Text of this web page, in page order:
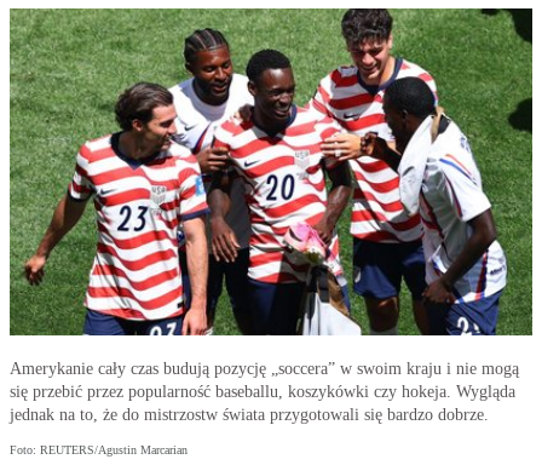
Amerykanie cały czas budują pozycję „soccera” w swoim kraju i nie mogą
się przebić przez popularność baseballu, koszykówki czy hokeja. Wygląda
jednak na to, że do mistrzostw świata przygotowali się bardzo dobrze.
Foto: REUTERS/Agustin Marcarian